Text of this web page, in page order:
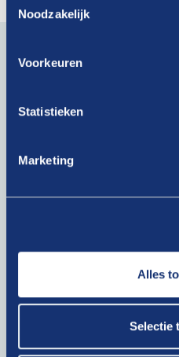
Noodzakelijk
Voorkeuren
Statistieken
Marketing
Alles
Selectie
Blijf op de hoogte van
mailadres
Krijg als lid toegang tot
Bij het klikken op ‘Verzenden’ ga je
Ga snel naar